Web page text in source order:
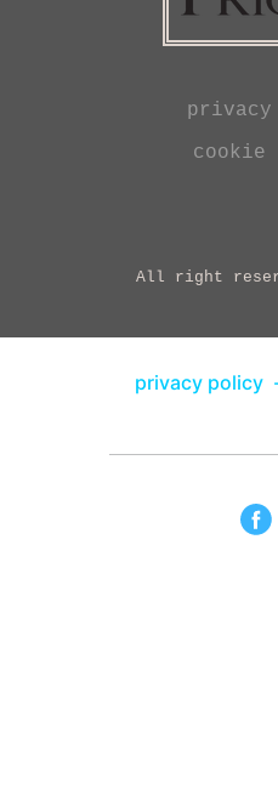
cookie
All right
privacy policy